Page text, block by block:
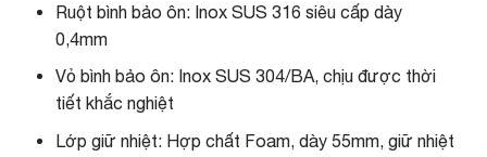
Ruột bình bảo ôn: Inox SUS 316 siêu cấp dày
0,4mm
Vỏ bình bảo ôn: Inox SUS 304/BA, chịu được thời
tiết khắc nghiệt
Lớp giữ nhiệt: Hợp chất Foam, dày 55mm, giữ nhiệt